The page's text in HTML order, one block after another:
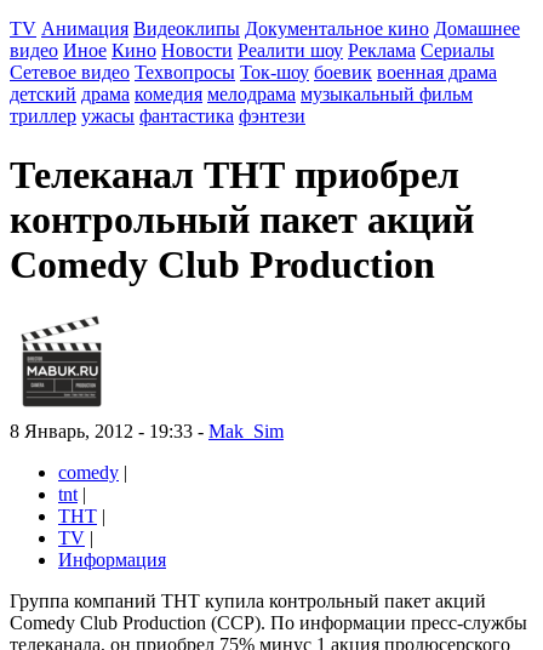
TV Анимация Видеоклипы Документальное кино Домашнее
видео Иное Кино Новости Реалити шоу Реклама Сериалы
Сетевое видео Техвопросы Ток-шоу боевик военная драма
детский драма комедия мелодрама музыкальный фильм
триллер ужасы фантастика фэнтези
Телеканал ТНТ приобрел
контрольный пакет акций
Comedy Club Production
8 Январь, 2012 - 19:33 - Mak_Sim
comedy |
tnt|
ТНТ |
TV |
Информация
Группа компаний ТНТ купила контрольный пакет акций
Comedy Club Production (CCP). По информации пресс-службы
телеканала, он приобрел 75% минус 1 акция продюсерского